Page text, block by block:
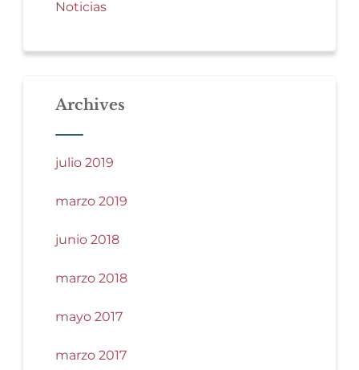
Noticias
Archives
julio 2019
marzo 2019
junio 2018
marzo 2018
mayo 2017
marzo 2017